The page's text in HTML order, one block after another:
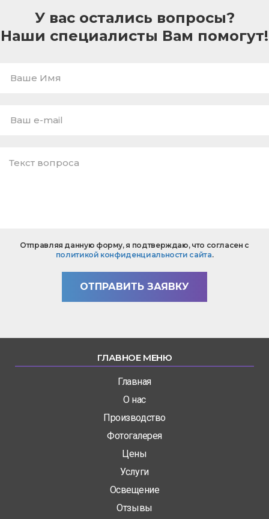
У вас остались вопросы?
Наши специалисты Вам помогут!
Имя
mail
вопроса
Отправляя данную форму, я подтверждаю, что согласен с
политикой конфиденциальности сайта.
ОТПРАВИТЬ ЗАЯВКУ
ГЛАВНОЕ МЕНЮ
Главная
О нас
Производство
Фотогалерея
Цены
Услуги
Освещение
Отзывы